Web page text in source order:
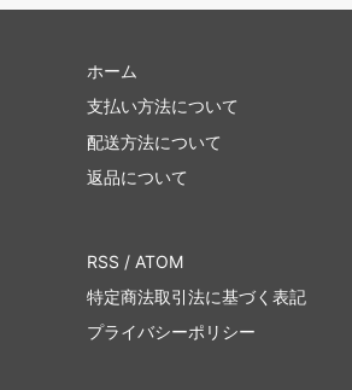
ホーム
支払い方法について
配送方法について
返品について
RSS / ATOM
特定商法取引法に基づく表記
プライバシーポリシー